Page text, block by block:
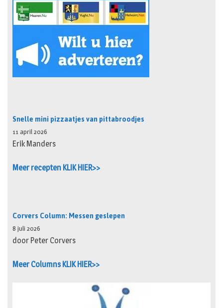
Snelle mini pizzaatjes van pittabroodjes
11 april 2026
Erik Manders
Meer recepten KLIK HIER>>
Corvers Column: Messen geslepen
8 juli 2026
door Peter Corvers
Meer Columns KLIK HIER>>